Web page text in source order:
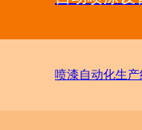
喷漆自动化生产